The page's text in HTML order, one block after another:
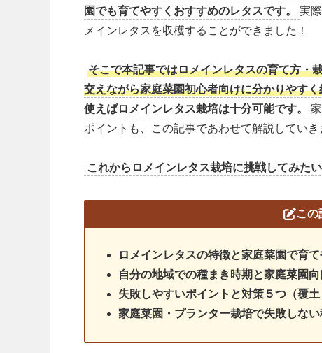
園でも育てやすくおすすめのレタスです。
実
メインレタスを収穫することができました！
そこで本記事ではロメインレタスの育て方・
交えながら家庭菜園初心者向けに分かりやす
使えばロメインレタス栽培は十分可能です。
ポイントも、この記事であわせて解説していき
これからロメインレタス栽培に挑戦してみた
この
ロメインレタスの特徴と家庭菜園で育
自分の地域での種まき時期と家庭菜園
失敗しやすいポイントと対策５つ（覆
家庭菜園・プランター栽培で失敗しな